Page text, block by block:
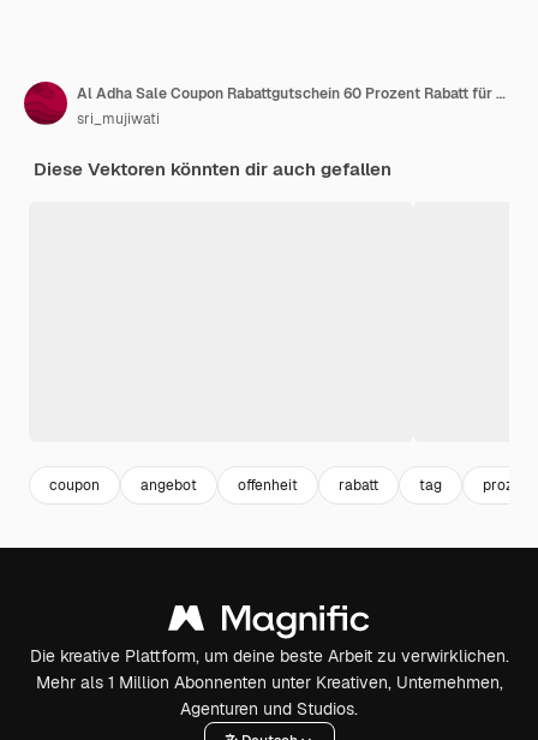
Al Adha Sale Coupon Rabattgutschein 60 Prozent Rabatt für Promo-Code-Einkäufe und den besten Promo-Einzelhandel
sri_mujiwati
Diese Vektoren könnten dir auch gefallen
coupon angebot offenheit rabatt tag prozent
Die kreative Plattform, um deine beste Arbeit zu verwirklichen.
Mehr als 1 Million Abonnenten unter Kreativen, Unternehmen,
Agenturen und Studios.